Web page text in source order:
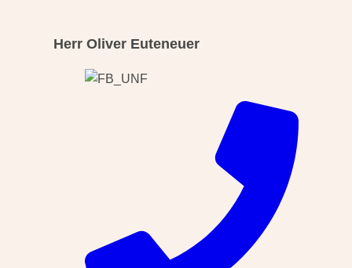
Herr Oliver Euteneuer